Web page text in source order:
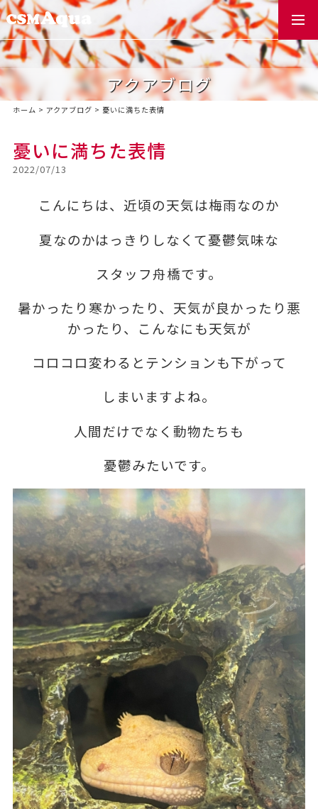
アクアブログ
ホーム > アクアブログ > 憂いに満ちた表情
憂いに満ちた表情
2022/07/13
こんにちは、近頃の天気は梅雨なのか
夏なのかはっきりしなくて憂鬱気味な
スタッフ舟橋です。
暑かったり寒かったり、天気が良かったり悪
かったり、こんなにも天気が
コロコロ変わるとテンションも下がって
しまいますよね。
人間だけでなく動物たちも
憂鬱みたいです。